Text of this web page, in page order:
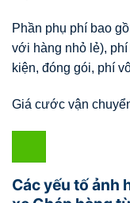
Phần phụ phí bao
với hàng nhỏ lẻ),
kiện, đóng gói, phí
Giá cước vận
Các yếu tố ảnh